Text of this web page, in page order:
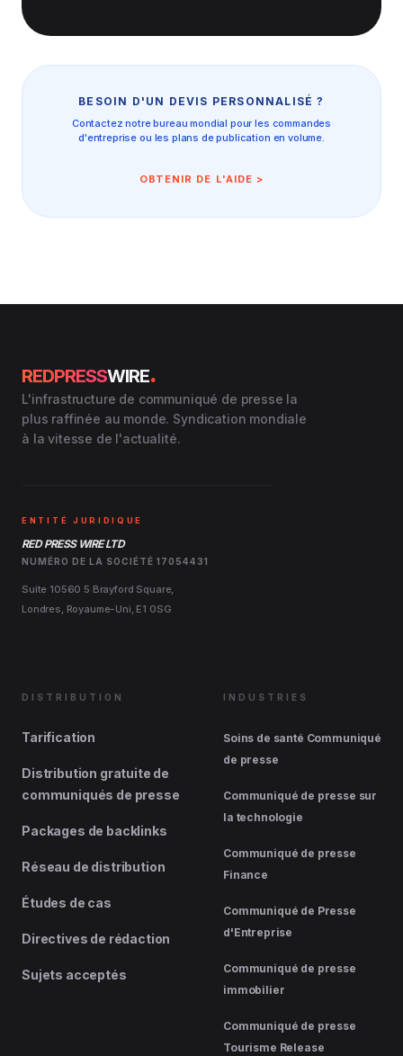
BESOIN D'UN DEVIS PERSONNALISÉ ?
Contactez notre bureau mondial pour les commandes
d'entreprise ou les plans de publication en volume.
OBTENIR DE L'AIDE >
REDPRESSWIRE.
L'infrastructure de communiqué de presse la
plus raffinée au monde. Syndication mondiale
à la vitesse de l'actualité.
ENTITÉ JURIDIQUE
RED PRESS WIRE LTD
NUMÉRO DE LA SOCIÉTÉ 17054431
Suite 10560 5 Brayford Square,
Londres, Royaume-Uni, E1 0SG
DISTRIBUTION
Tarification
Distribution gratuite de
communiqués de presse
Packages de backlinks
Réseau de distribution
Études de cas
Directives de rédaction
Sujets acceptés
INDUSTRIES
Soins de santé Communiqué
de presse
Communiqué de presse sur
la technologie
Communiqué de presse
Finance
Communiqué de Presse
d'Entreprise
Communiqué de presse
immobilier
Communiqué de presse
Tourisme Release